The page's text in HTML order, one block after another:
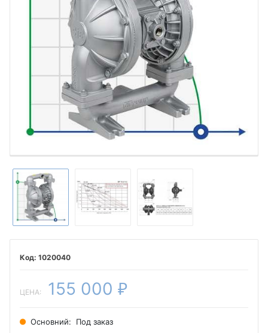
1020040
ЦЕНА: 155 000 ₽
Основний: Под заказ